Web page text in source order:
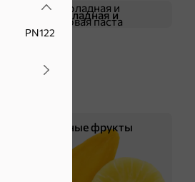
PN122
Шоколадная и
арахисовая паста
Сушеные фрукты